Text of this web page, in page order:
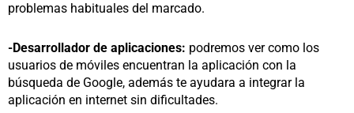
problemas habituales del marcado.
-Desarrollador de aplicaciones: podremos ver como los
usuarios de móviles encuentran la aplicación con la
búsqueda de Google, además te ayudara a integrar la
aplicación en internet sin dificultades.